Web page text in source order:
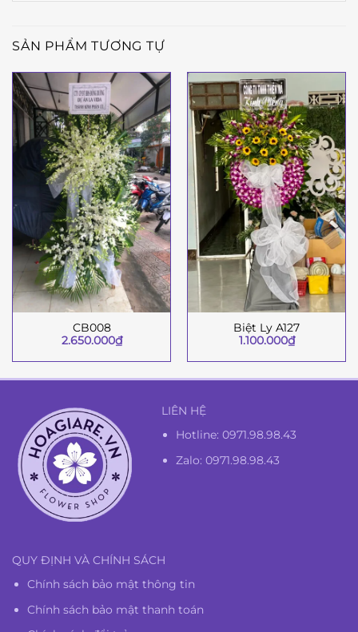
SẢN PHẨM TƯƠNG TỰ
CB008
2.650.000₫
Biệt Ly A127
1.100.000₫
LIÊN HỆ
Hotline:0971.98.98.43
Zalo: 0971.98.98.43
QUY ĐỊNH VÀ CHÍNH SÁCH
Chính sách bảo mật thông tin
Chính sách bảo mật thanh toán